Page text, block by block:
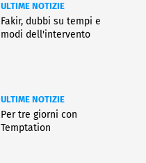
ULTIME NOTIZIE
Fakir, dubbi su tempi e
modi dell'intervento
ULTIME NOTIZIE
Per tre giorni con
Temptation